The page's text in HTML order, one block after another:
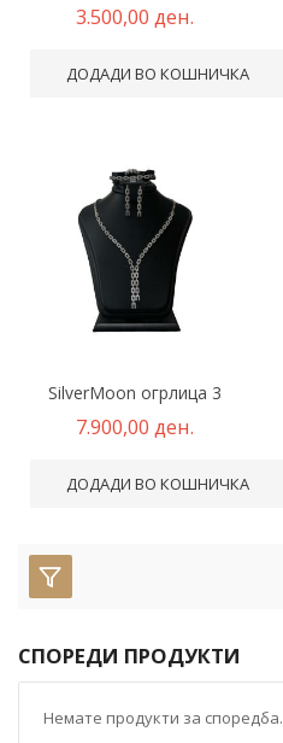
3.500,00 ден.
ДОДАДИ ВО КОШНИЧКА
SilverMoon огрлица 3
7.900,00 ден.
ДОДАДИ ВО КОШНИЧКА
СПОРЕДИ ПРОДУКТИ
Немате продукти за споредба.